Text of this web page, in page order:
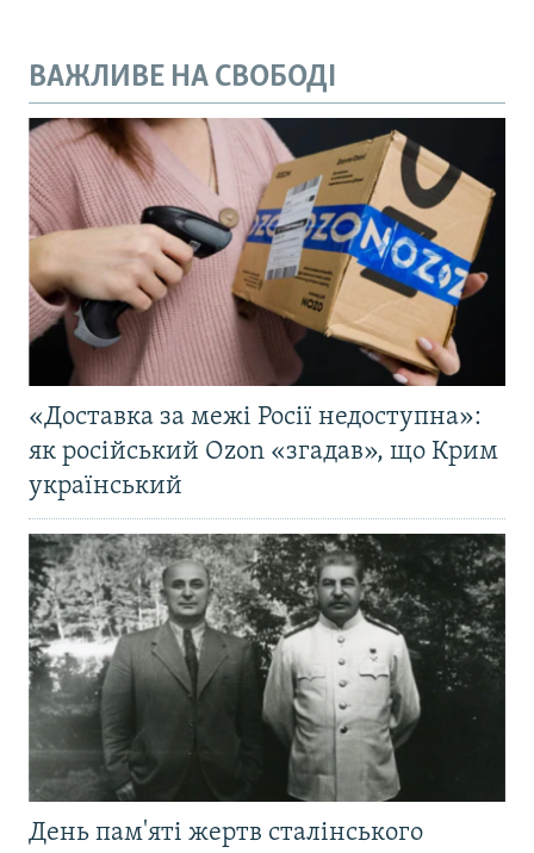
ВАЖЛИВЕ НА СВОБОДІ
«Доставка за межі Росії недоступна»:
як російський Ozon «згадав», що Крим
український
День пам'яті жертв сталінського